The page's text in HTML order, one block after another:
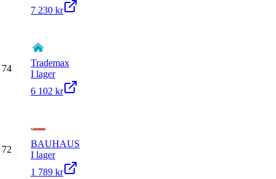
7 230 kr
74
Trademax
I lager
6 102 kr
72
BAUHAUS
I lager
1 789 kr